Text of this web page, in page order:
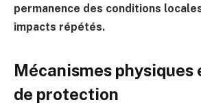
permanence des conditions
impacts répétés.
Mécanismes physiques
de protection